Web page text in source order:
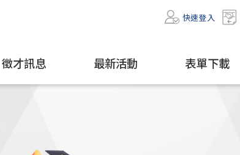
快速登入
徵才訊息 最新活動 表單下載